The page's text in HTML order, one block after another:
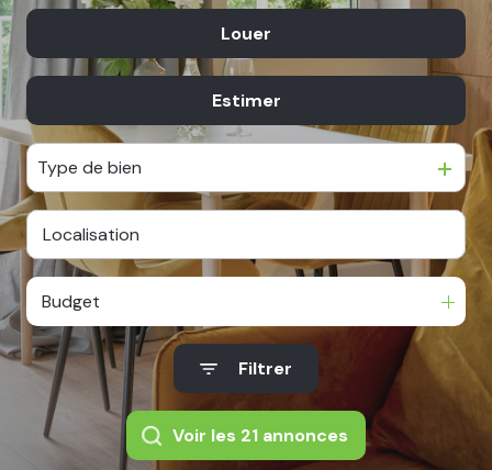
De l'immo pro
Louer
Estimer
Type de bien
Budget
Filtrer
Voir les 21 annonces